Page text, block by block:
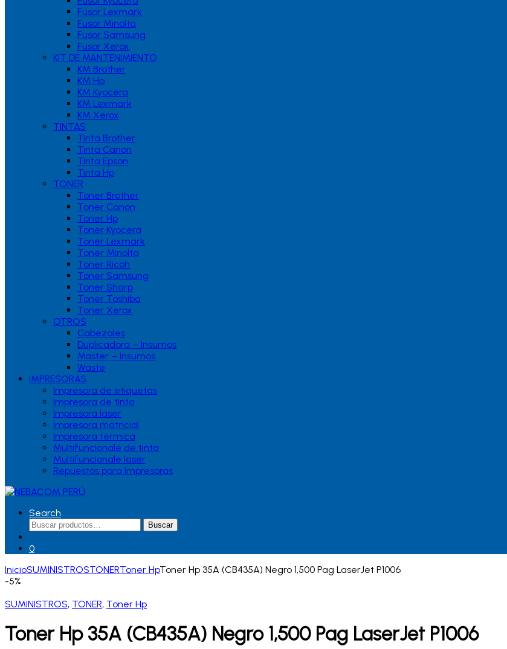
Fusor Lexmark
Fusor Minolta
Fusor Samsung
Fusor Xerox
KIT DE MANTENIMIENTO
KM Brother
KM Hp
KM Kyocera
KM Lexmark
KM Xerox
TINTAS
Tinta Brother
Tinta Canon
Tinta Epson
Tinta Hp
TONER
Toner Brother
Toner Canon
Toner Hp
Toner Kyocera
Toner Lexmark
Toner Minolta
Toner Ricoh
Toner Samsung
Toner Sharp
Toner Toshiba
Toner Xerox
OTROS
Cabezales
Duplicadora – Insumos
Master – Insumos
Waste
IMPRESORAS
Impresora de etiquetas
Impresora de tinta
Impresora laser
Impresora matricial
Impresora térmica
Multifuncionale de tinta
Multifuncionale laser
Repuestos para Impresoras
Search
Buscar
por:
Buscar
0
InicioSUMINISTROSTONERToner HpToner Hp 35A (CB435A) Negro 1,500 Pag LaserJet P1006
-5%
SUMINISTROS, TONER, Toner Hp
Toner Hp 35A (CB435A) Negro 1,500 Pag LaserJet P1006